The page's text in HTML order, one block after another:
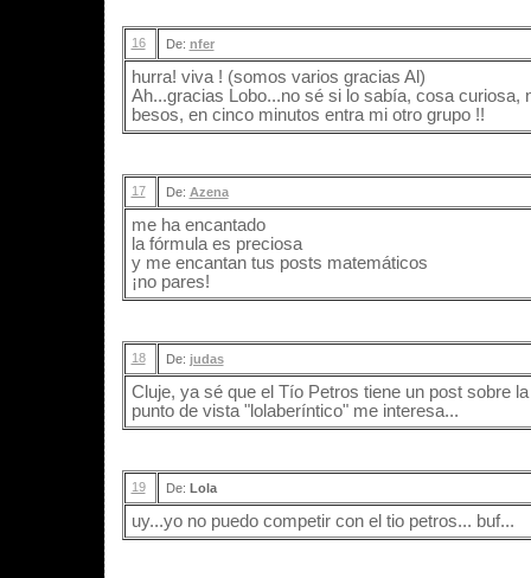
16 De: nfer
hurra! viva ! (somos varios gracias Al)
Ah...gracias Lobo...no sé si lo sabía, cosa curiosa,
besos, en cinco minutos entra mi otro grupo !!
17 De: Azena
me ha encantado
la fórmula es preciosa
y me encantan tus posts matemáticos
¡no pares!
18 De: judas
Cluje, ya sé que el Tío Petros tiene un post sobre
punto de vista "lolaberíntico" me interesa...
19 De: Lola
uy...yo no puedo competir con el tio petros... buf...